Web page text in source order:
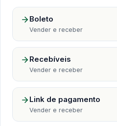
Boleto
Vender e receber
Recebíveis
Vender e receber
Link de pagamento
Vender e receber